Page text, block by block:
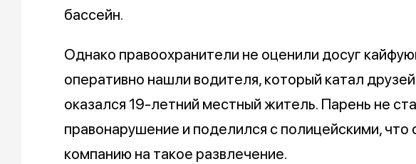
бассейн.
Однако правоохранители не оценили досуг
оперативно нашли водителя, который катал
оказался 19-летний местный житель. Парень не
правонарушение и поделился с полицейскими, что
компанию на такое развлечение.